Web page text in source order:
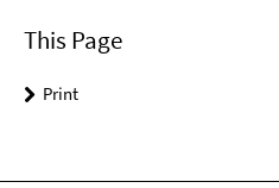
This Page
Print